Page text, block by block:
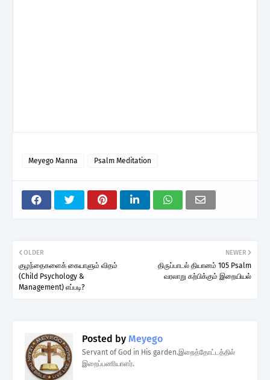
Meyego Manna Psalm Meditation
NEWER
திருப்பாடல் தியானம் 105 Psalm
வரலாறு கற்பிக்கும் இறையியல்
OLDER
குழந்தைகளைக் கையாளும் விதம்
(Child Psychology &
Management) எப்படி?
Posted by Meyego
Servant of God in His garden.இறைத்தோட்டத்தில்
இறைப்பணியாளர்.